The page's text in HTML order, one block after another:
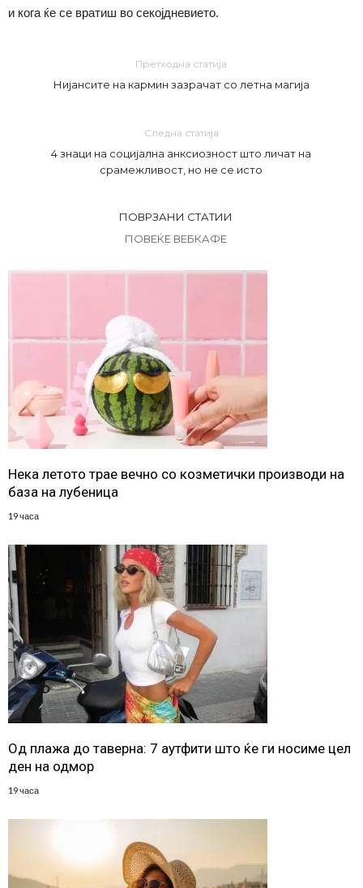
и кога ќе се вратиш во секојдневието.
Претходна статија
Нијансите на кармин зазрачат со летна магија
Следна статија
4 знаци на социјална анксиозност што личат на
срамежливост, но не се исто
ПОВРЗАНИ СТАТИИ
ПОВЕЌЕ ВЕБКАФЕ
Нека летото трае вечно со козметички производи на
база на лубеница
19 часа
Од плажа до таверна: 7 аутфити што ќе ги носиме цел
ден на одмор
19 часа